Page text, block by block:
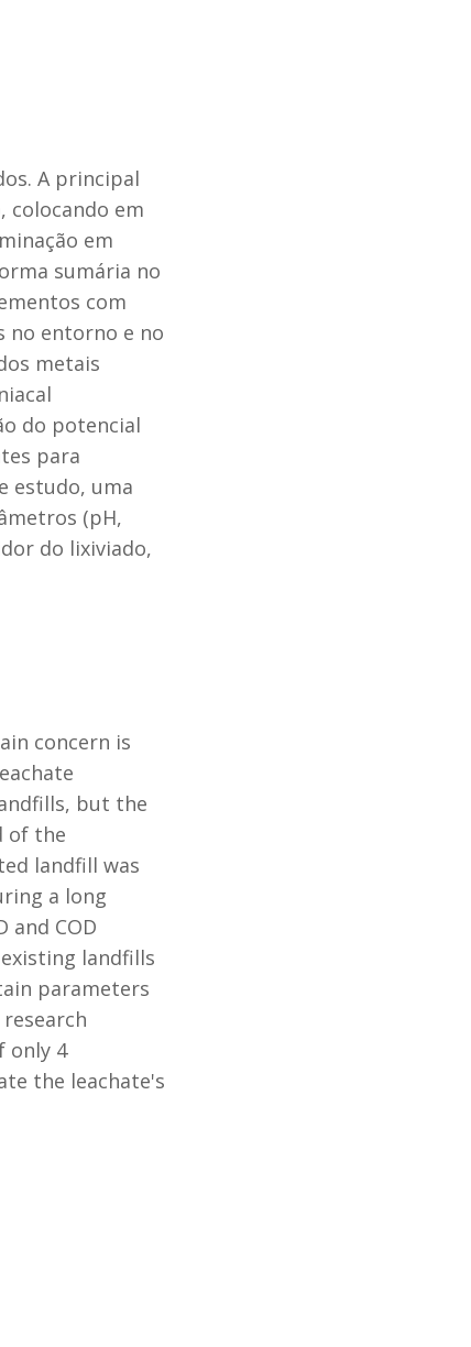
A principal
colocando em
em
sumária no
com
no entorno e no
metais
do potencial
para
estudo, uma
(pH,
do lixiviado,
concern is
but the
of the
landfill was
a long
and COD
landfills
parameters
only 4
the leachate's